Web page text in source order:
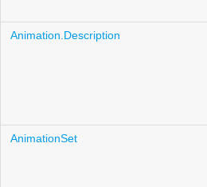
Animation.Description
AnimationSet